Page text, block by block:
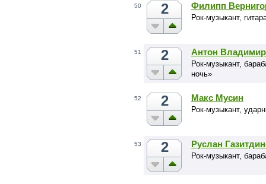
50 2 Филипп
Рок-музыкант,
51 2 Антон
Рок-музыкант,
ночь»
52 2 Макс Мусин
Рок-музыкант,
53 2 Руслан
Рок-музыкант,